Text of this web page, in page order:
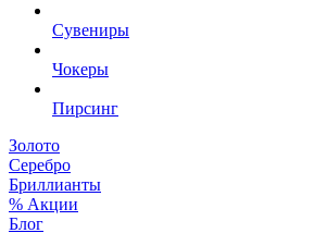
Сувениры
Чокеры
Пирсинг
Золото
Серебро
Бриллианты
% Акции
Блог